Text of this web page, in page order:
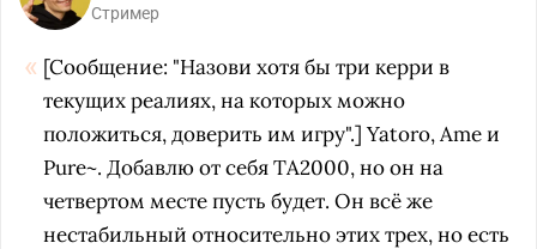
Стример
[Сообщение: "Назови хотя бы три керри в
текущих реалиях, на которых можно
положиться, доверить им игру".] Yatoro, Ame и
Pure~. Добавлю от себя TA2000, но он на
четвертом месте пусть будет. Он всё же
нестабильный относительно этих трех, но есть